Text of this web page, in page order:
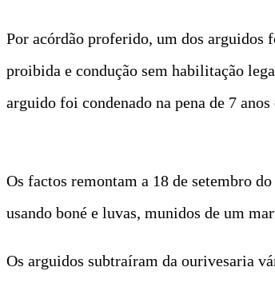
Por acórdão proferido, um dos arguidos
proibida e condução sem habilitação
arguido foi condenado na pena de 7
Os factos remontam a 18 de setembro
usando boné e luvas, munidos de um
Os arguidos subtraíram da ourivesaria